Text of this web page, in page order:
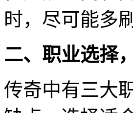
时，尽可能多
二、职业选择
传奇中有三大